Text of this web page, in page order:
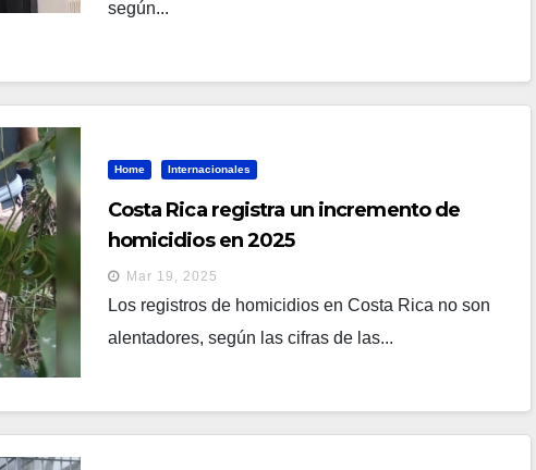
según...
Home Internacionales
Costa Rica registra un incremento de
homicidios en 2025
Mar 19, 2025
Los registros de homicidios en Costa Rica no son
alentadores, según las cifras de las...